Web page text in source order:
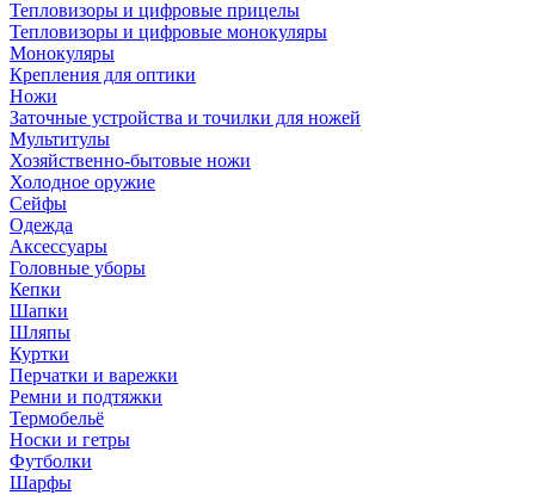
Тепловизоры и цифровые прицелы
Тепловизоры и цифровые монокуляры
Монокуляры
Крепления для оптики
Ножи
Заточные устройства и точилки для ножей
Мультитулы
Хозяйственно-бытовые ножи
Холодное оружие
Сейфы
Одежда
Аксессуары
Головные уборы
Кепки
Шапки
Шляпы
Куртки
Перчатки и варежки
Ремни и подтяжки
Термобельё
Носки и гетры
Футболки
Шарфы